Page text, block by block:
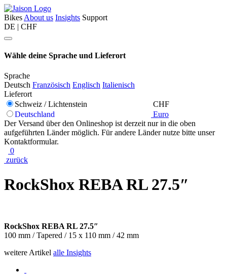
Bikes About us Insights Support
DE | CHF
Wähle deine Sprache und Lieferort
Sprache
Deutsch Französisch Englisch Italienisch
Lieferort
Schweiz / Lichtenstein
CHF
Deutschland
Euro
Der Versand über den Onlineshop ist derzeit nur in die oben
aufgeführten Länder möglich. Für andere Länder nutze bitte unser
Kontaktformular.
0
zurück
RockShox REBA RL 27.5″
RockShox REBA RL 27.5″
100 mm / Tapered / 15 x 110 mm / 42 mm
weitere Artikel alle Insights